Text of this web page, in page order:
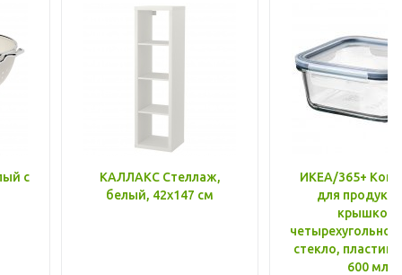
с
КАЛЛАКС Стеллаж,
белый, 42x147 см
ИКЕА/365+
для
крышкой,
стекло, пластик
600 мл